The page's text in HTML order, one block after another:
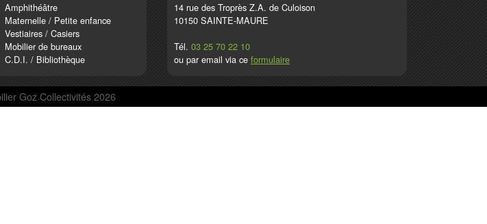
Amphithéâtre
Maternelle / Petite enfance
Vestiaires / Casiers
Mobilier de bureaux
C.D.I. / Bibliothèque
14 rue des Troprès Z.A. de Culoison
10150 SAINTE-MAURE
Tél. 03 25 70 22 10
ou par email via ce formulaire
Goz Collectivités 2026